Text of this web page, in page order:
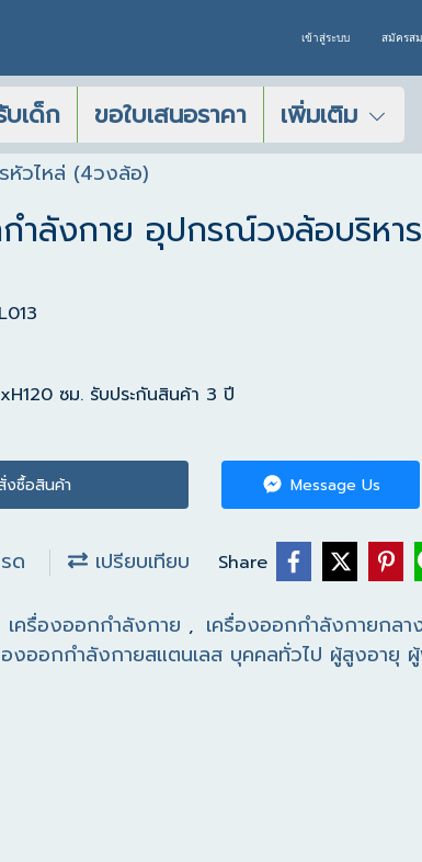
เข้าสู่ระบบ สมัครส
เด็ก ขอใบเสนอราคา เพิ่มเติม
หัวไหล่ (4วงล้อ)
ำลังกาย อุปกรณ์วงล้อบริหา
ซม. รับประกันสินค้า 3 ปี
งซื้อสินค้า Message Us
ด เปรียบเทียบ Share
เครื่องออกกำลังกาย , เครื่องออกกำลังกายกล
องออกกำลังกายสแตนเลส บุคคลทั่วไป ผู้สูงอายุ